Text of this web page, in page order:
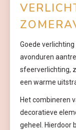
Goede
avonduren
sfeerverlichting,
een warme
Het combineren
decoratieve
geheel. Hierdoor